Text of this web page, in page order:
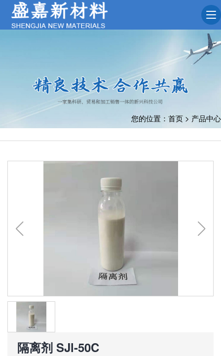
您的位置： 首页 > 产品中心
隔离剂 SJl-50C